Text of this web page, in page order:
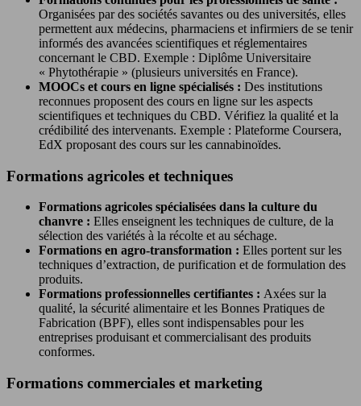
Organisées par des sociétés savantes ou des universités, elles
permettent aux médecins, pharmaciens et infirmiers de se tenir
informés des avancées scientifiques et réglementaires
concernant le CBD. Exemple : Diplôme Universitaire
« Phytothérapie » (plusieurs universités en France).
MOOCs et cours en ligne spécialisés : Des institutions
reconnues proposent des cours en ligne sur les aspects
scientifiques et techniques du CBD. Vérifiez la qualité et la
crédibilité des intervenants. Exemple : Plateforme Coursera,
EdX proposant des cours sur les cannabinoïdes.
Formations agricoles et techniques
Formations agricoles spécialisées dans la culture du
chanvre : Elles enseignent les techniques de culture, de la
sélection des variétés à la récolte et au séchage.
Formations en agro-transformation : Elles portent sur les
techniques d’extraction, de purification et de formulation des
produits.
Formations professionnelles certifiantes : Axées sur la
qualité, la sécurité alimentaire et les Bonnes Pratiques de
Fabrication (BPF), elles sont indispensables pour les
entreprises produisant et commercialisant des produits
conformes.
Formations commerciales et marketing